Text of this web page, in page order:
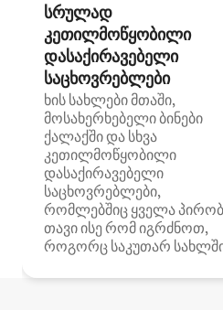
სრულად
კეთილმოწყობილი
დასაქირავებელი
საცხოვრებლები
ხის სახლები მთაში,
მოსახერხებელი ბინები
ქალაქში და სხვა
კეთილმოწყობილი
დასაქირავებელი
საცხოვრებლები,
რომლებშიც ყველა
თავი ისე რომ იგრძნოთ,
როგორც საკუთარ